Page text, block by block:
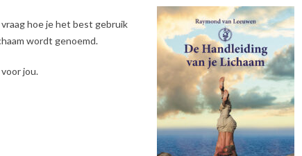
hoe je het best gebruik
wordt genoemd.
jou.